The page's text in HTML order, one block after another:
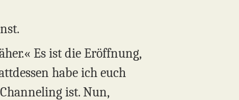
Es ist die Eröffnung,
habe ich euch
ist. Nun,